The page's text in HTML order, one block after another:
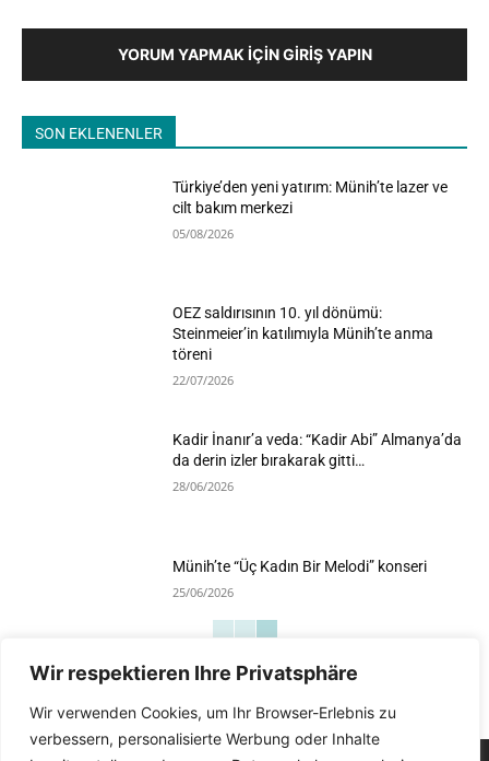
Wir respektieren Ihre Privatsphäre
Wir verwenden Cookies, um Ihr Browser-Erlebnis zu
verbessern, personalisierte Werbung oder Inhalte
YORUM YAPMAK İÇIN GIRIŞ YAPIN
SON EKLENENLER
Türkiye’den yeni yatırım: Münih’te lazer ve
cilt bakım merkezi
05/08/2026
OEZ saldırısının 10. yıl dönümü:
Steinmeier’in katılımıyla Münih’te anma
töreni
22/07/2026
Kadir İnanır’a veda: “Kadir Abi” Almanya’da
da derin izler bırakarak gitti…
28/06/2026
Münih’te “Üç Kadın Bir Melodi” konseri
25/06/2026
Devamını Göster